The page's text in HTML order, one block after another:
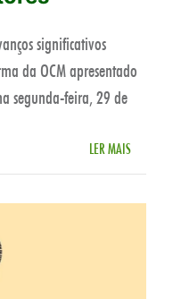
significativos
da OCM apresentado
segunda-feira, 29 de
LER MAIS